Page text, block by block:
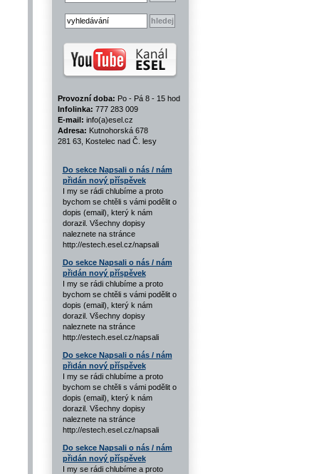
Provozní doba: Po - Pá 8 - 15 hod
Infolinka: 777 283 009
E-mail: info(a)esel.cz
Adresa: Kutnohorská 678
281 63, Kostelec nad Č. lesy
Do sekce Napsali o nás / nám
přidán nový příspěvek
I my se rádi chlubíme a proto
bychom se chtěli s vámi podělit o
dopis (email), který k nám
dorazil. Všechny dopisy
naleznete na stránce
http://estech.esel.cz/napsali
Do sekce Napsali o nás / nám
přidán nový příspěvek
I my se rádi chlubíme a proto
bychom se chtěli s vámi podělit o
dopis (email), který k nám
dorazil. Všechny dopisy
naleznete na stránce
http://estech.esel.cz/napsali
Do sekce Napsali o nás / nám
přidán nový příspěvek
I my se rádi chlubíme a proto
bychom se chtěli s vámi podělit o
dopis (email), který k nám
dorazil. Všechny dopisy
naleznete na stránce
http://estech.esel.cz/napsali
Do sekce Napsali o nás / nám
přidán nový příspěvek
I my se rádi chlubíme a proto